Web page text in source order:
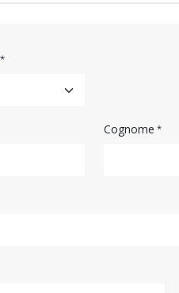
Cognome